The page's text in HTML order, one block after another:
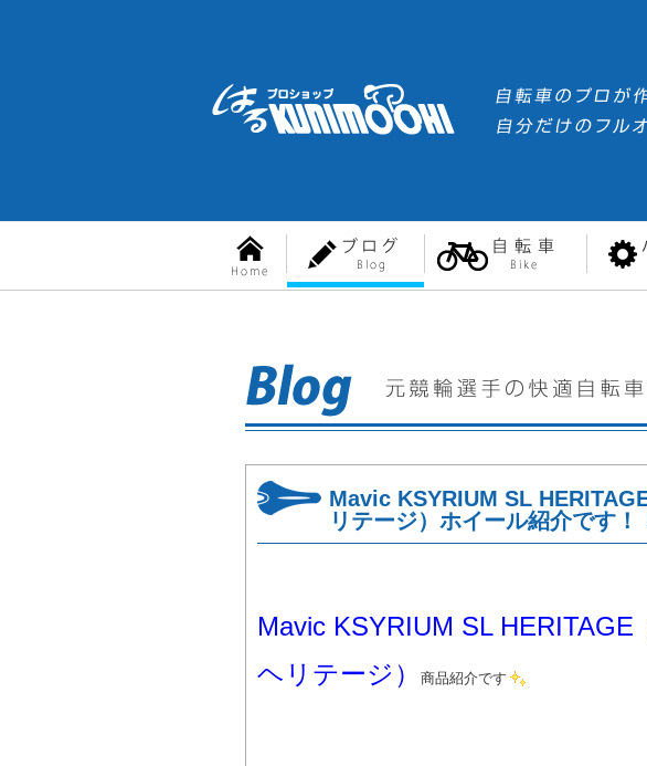
Mavic KSYRIUM SL
リテージ）ホイール紹介です！
Mavic KSYRIUM SL
ヘリテージ）
商品紹介です